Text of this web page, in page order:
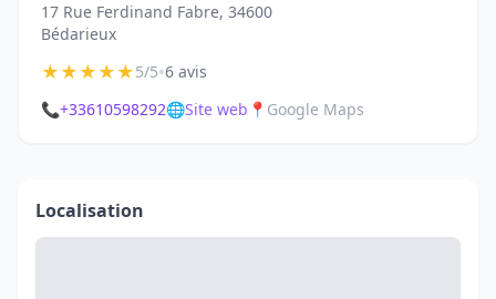
17 Rue Ferdinand Fabre, 34600
Bédarieux
★★★★★5/5•6 avis
📞+33610598292🌐Site web 📍 Google Maps
Localisation